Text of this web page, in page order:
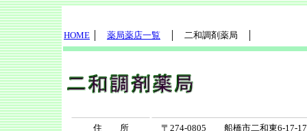
HOME 薬局薬店一覧 │ 二和調剤薬局 │
住 所 〒274-0805 船橋市二和東6-17-